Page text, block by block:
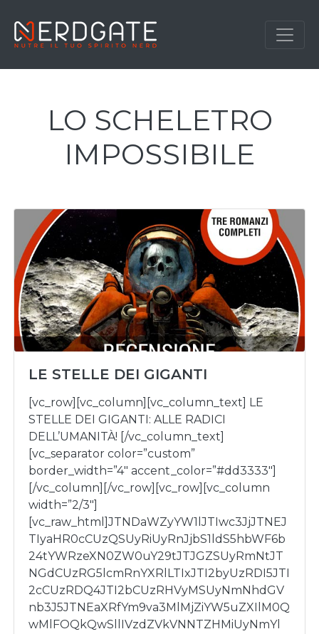
LO SCHELETRO
IMPOSSIBILE
LE STELLE DEI GIGANTI
[vc_row][vc_column][vc_column_text] LE
STELLE DEI GIGANTI: ALLE RADICI
DELL’UMANITÀ! [/vc_column_text]
[vc_separator color=”custom”
border_width=”4″ accent_color=”#dd3333″]
[/vc_column][/vc_row][vc_row][vc_column
width=”2/3″]
[vc_raw_html]JTNDaWZyYW1lJTIwc3JjJTNEJ
TIyaHR0cCUzQSUyRiUyRnJjbS1ldS5hbWF6b
24tYWRzeXN0ZW0uY29tJTJGZSUyRmNtJT
NGdCUzRG5lcmRnYXRlLTIxJTI2byUzRDI5JTI
2cCUzRDQ4JTI2bCUzRHVyMSUyNmNhdGV
nb3J5JTNEaXRfYm9va3MlMjZiYW5uZXIlM0Q
wMlFOQkQwSllIVzdZVkVNNTZHMiUyNmYl